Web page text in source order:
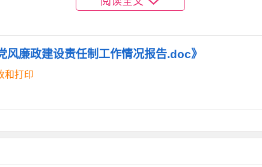
学习内容互补、学习目的明确。内容丰富重全面，既遵从规
书本读本学习相结合、原文原著领学与交流研讨谈心得体会
“三会一课”、主题党日、微型党课、学习强国、云岭先锋
习氛围。截至2024年11月，县委办公室共召开党员大会**
，开展警示教育*次，干部职工进一步加深了对习近平新
积极支持配合派驻纪检组开展监督执纪工作，紧盯节假日
风廉政建设责任制工作情况报告.doc》
和打印